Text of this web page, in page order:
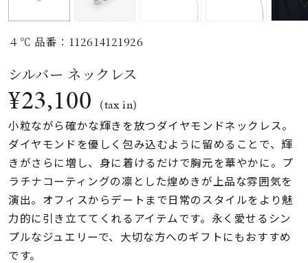
ファッションテイス
ト
着用シーン
コレクション
レディース
４℃ 品番：112614121926
シルバー ネックレス
¥23,100 (tax in)
小粒ながら確かな輝きを放つダイヤモンドネックレス。
ダイヤモンドを優しく包み込むように留めることで、輝
きがさらに増し、身に着けるだけで胸元を華やかに。プ
ラチナコーティングの凛とした煌めきが上品な雰囲気を
演出。オフィスからデートまで日常のスタイルをより魅
力的に引き立ててくれるアイテムです。永く愛せるシン
プルなジュエリーで、大切な方へのギフトにもおすすめ
です。